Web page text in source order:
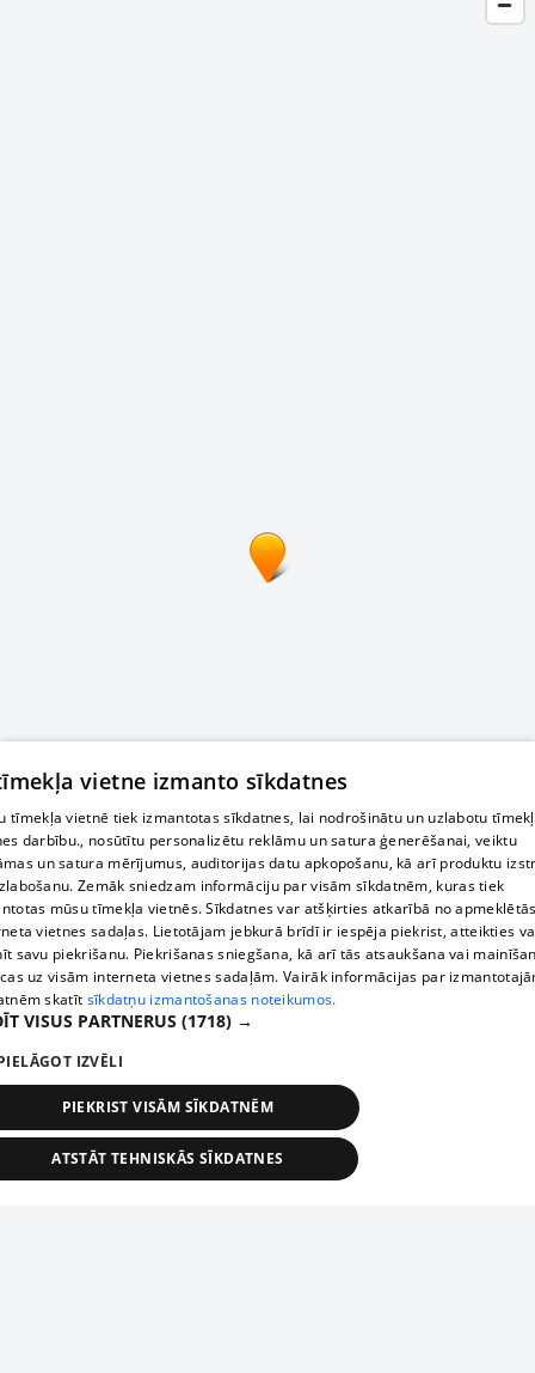
vietne izmanto sīkdatnes
tīmekļa vietnē tiek izmantotas sīkdatnes, lai nodrošinātu un uzlabotu
darbību., nosūtītu personalizētu reklāmu un satura ģenerēšanai, veiktu
un satura mērījumus, auditorijas datu apkopošanu, kā arī produktu
Zemāk sniedzam informāciju par visām sīkdatnēm, kuras tiek
mūsu tīmekļa vietnēs. Sīkdatnes var atšķirties atkarībā no
vietnes sadaļas. Lietotājam jebkurā brīdī ir iespēja piekrist, atteikties
savu piekrišanu. Piekrišanas sniegšana, kā arī tās atsaukšana vai
uz visām interneta vietnes sadaļām. Vairāk informācijas par
skatīt sīkdatņu izmantošanas noteikumos.
VISUS PARTNERUS (1718) →
IZVĒLI
PIEKRIST VISĀM SĪKDATNĒM
ATSTĀT TEHNISKĀS SĪKDATNES